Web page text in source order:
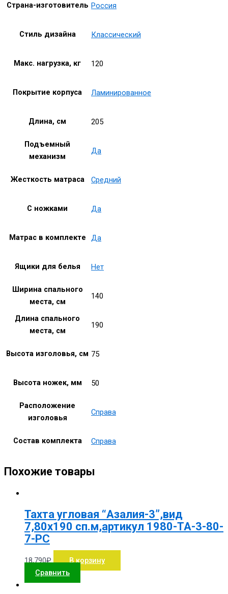
Страна-изготовитель Россия
Стиль дизайна Классический
Макс. нагрузка, кг 120
Покрытие корпуса Ламинированное
Длина, см 205
Подъемный
механизм
Да
Жесткость матраса Средний
С ножками Да
Матрас в комплекте Да
Ящики для белья Нет
Ширина спального
места, см
140
Длина спального
места, см
190
Высота изголовья, см 75
Высота ножек, мм 50
Расположение
изголовья
Справа
Состав комплекта Справа
Похожие товары
Тахта угловая “Азалия-3”,вид
7,80х190 сп.м,артикул 1980-ТА-3-80-
7-РС
18,790₽
В корзину
Сравнить